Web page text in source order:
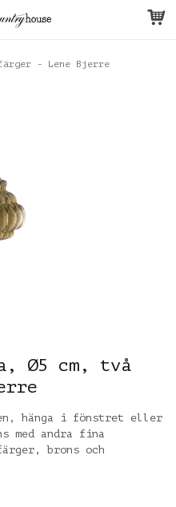
- Lene Bjerre
Ø5 cm, två
hänga i fönstret eller
med andra fina
brons och